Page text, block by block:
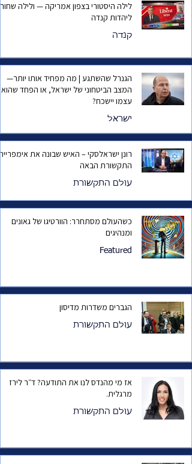
לילה היסטורי בצפון אמריקה — ולילה שחור
ליהדות קנדה
קנדה
הגנרל שהשתגע | מה מפחיד אותו יותר—
המצב הביטחוני של ישראל, או הפחד שהוא
עצמו יישכח?
ישראל
רונן ישראלסקי – האיש שבונה את
התקשורת הבאה
עולם התקשורת
כשהעולם מסתחרר: הוורטיגו של גאונים
ומנהיגים
Featured
הגברים משדרות מדיסון
עולם התקשורת
אז מי מהנדס לנו את התודעה? ד״ר לירז
מרגלית.
עולם התקשורת